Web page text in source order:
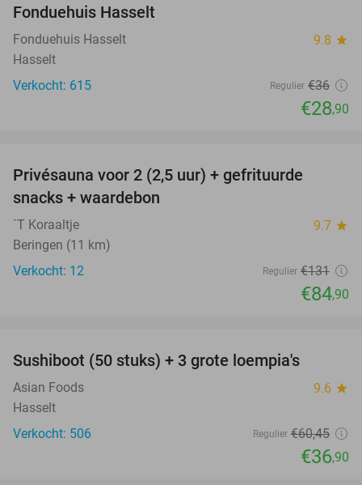
Fonduehuis Hasselt
Fonduehuis Hasselt 9.8 star
Hasselt
Verkocht: 615
Regulier €36
€28,90
Privésauna voor 2 (2,5 uur) + gefrituurde
snacks + waardebon
´T Koraaltje 9.7 star
Beringen (11 km)
Verkocht: 12
Regulier €131
€84,90
Sushiboot (50 stuks) + 3 grote loempia's
Asian Foods 9.6 star
Hasselt
Verkocht: 506
Regulier €60,45
€36,90